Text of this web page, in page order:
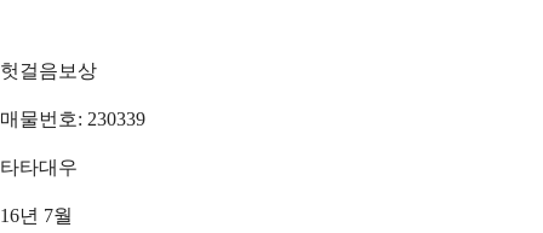
헛걸음보상
매물번호: 230339
타타대우
16년 7월